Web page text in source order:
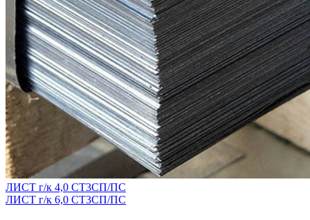
ЛИСТ г/к 4,0 СТ3СП/ПС
ЛИСТ г/к 6,0 СТ3СП/ПС